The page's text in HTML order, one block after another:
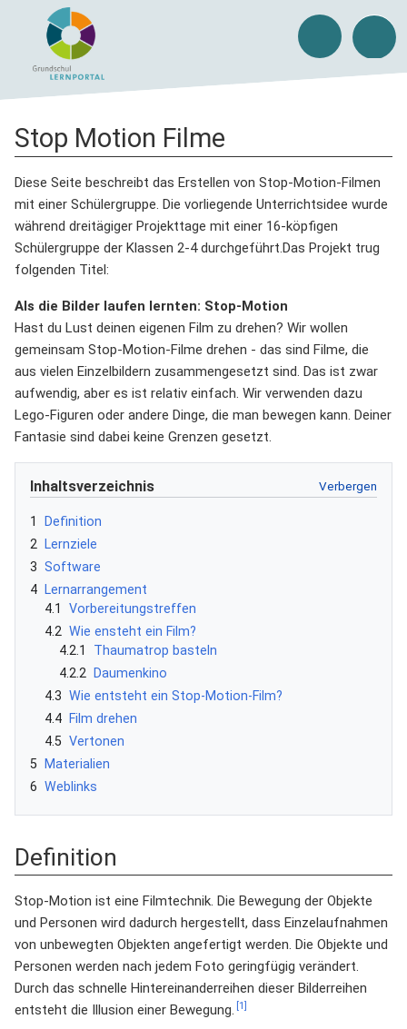
Stop Motion Filme
Diese Seite beschreibt das Erstellen von Stop-Motion-Filmen
mit einer Schülergruppe. Die vorliegende Unterrichtsidee wurde
während dreitägiger Projekttage mit einer 16-köpfigen
Schülergruppe der Klassen 2-4 durchgeführt.Das Projekt trug
folgenden Titel:
Als die Bilder laufen lernten: Stop-Motion
Hast du Lust deinen eigenen Film zu drehen? Wir wollen
gemeinsam Stop-Motion-Filme drehen - das sind Filme, die
aus vielen Einzelbildern zusammengesetzt sind. Das ist zwar
aufwendig, aber es ist relativ einfach. Wir verwenden dazu
Lego-Figuren oder andere Dinge, die man bewegen kann. Deiner
Fantasie sind dabei keine Grenzen gesetzt.
Inhaltsverzeichnis
1
Definition
2
Lernziele
3 Software
4
Lernarrangement
4.1
Vorbereitungstreffen
4.2 Wie ensteht ein Film?
4.2.1
Thaumatrop basteln
4.2.2
Daumenkino
4.3 Wie entsteht ein Stop-Motion-Film?
4.4
Film drehen
4.5 Vertonen
5
Materialien
6 Weblinks
Definition
Stop-Motion ist eine Filmtechnik. Die Bewegung der Objekte
und Personen wird dadurch hergestellt, dass Einzelaufnahmen
von unbewegten Objekten angefertigt werden. Die Objekte und
Personen werden nach jedem Foto geringfügig verändert.
Durch das schnelle Hintereinanderreihen dieser Bilderreihen
entsteht die Illusion einer Bewegung. [1]